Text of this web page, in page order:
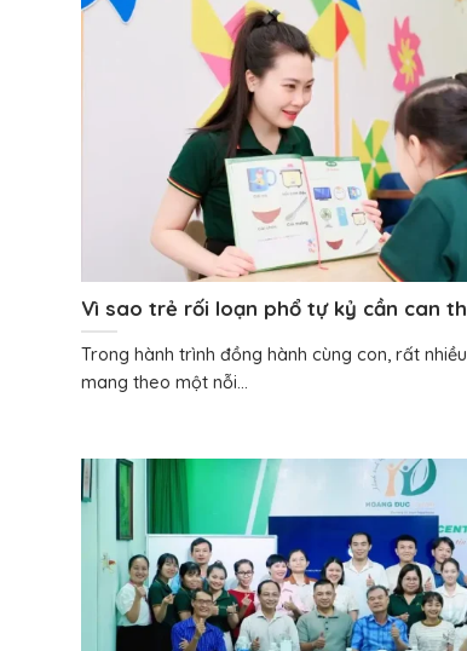
Vì sao trẻ rối loạn phổ tự kỷ cần can
đúng cách? Góc nhìn chuyên môn
huynh
Trong hành trình đồng hành cùng con, rất
mang theo một nỗi...